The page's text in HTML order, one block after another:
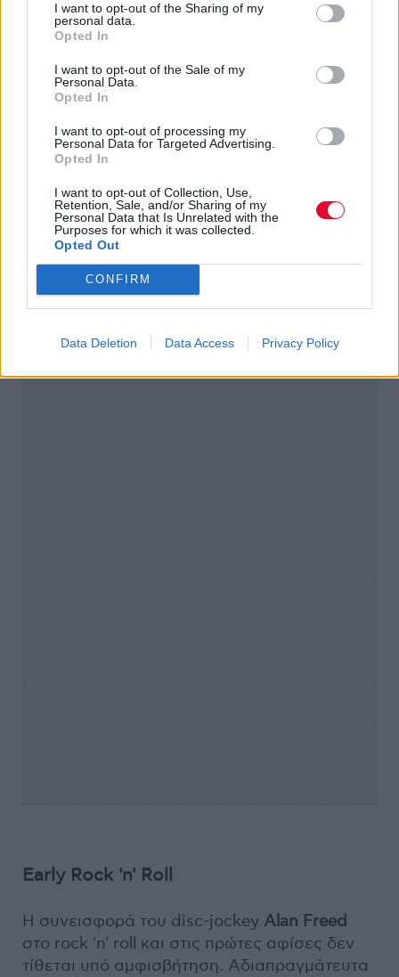
I want to opt-out of the Sharing of my
personal data.
Opted In
I want to opt-out of the Sale of my
Personal Data.
Opted In
I want to opt-out of processing my
Personal Data for Targeted Advertising.
Opted In
I want to opt-out of Collection, Use,
Retention, Sale, and/or Sharing of my
Personal Data that Is Unrelated with the
Purposes for which it was collected.
Opted Out
CONFIRM
Data Deletion Data Access Privacy Policy
πρώτες αφίσες του Elvis Presley, οι οποίες
είναι σχεδόν αδύνατο να ανακαλυφθούν
πρώιμου rock 'n' roll στις δημιουργίες του,
ήταν και οι Beatles.
Early Rock 'n' Roll
Η συνεισφορά του disc-jockey Alan Freed
στο rock 'n' roll και στις πρώτες αφίσες δεν
τίθεται υπό αμφισβήτηση. Αδιαπραγμάτευτα